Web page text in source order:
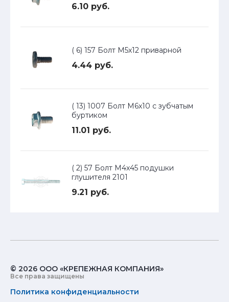
6.10 руб.
( 6) 157 Болт М5х12 приварной
4.44 руб.
( 13) 1007 Болт М6х10 с зубчатым
буртиком
11.01 руб.
( 2) 57 Болт М4х45 подушки
глушителя 2101
9.21 руб.
© 2026 ООО «КРЕПЕЖНАЯ КОМПАНИЯ»
Все права защищены
Политика конфиденциальности